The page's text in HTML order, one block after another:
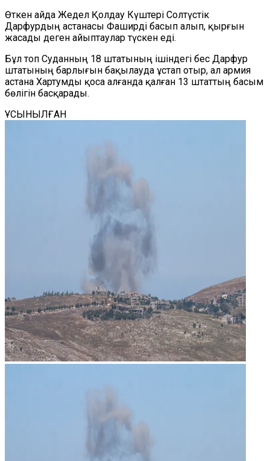
Өткен айда Жедел Қолдау Күштері Солтүстік
Дарфурдың астанасы Фаширді басып алып, қырғын
жасады деген айыптаулар түскен еді.
Бұл топ Суданның 18 штатының ішіндегі бес Дарфур
штатының барлығын бақылауда ұстап отыр, ал армия
астана Хартумды қоса алғанда қалған 13 штаттың басым
бөлігін басқарады.
ҰСЫНЫЛҒАН